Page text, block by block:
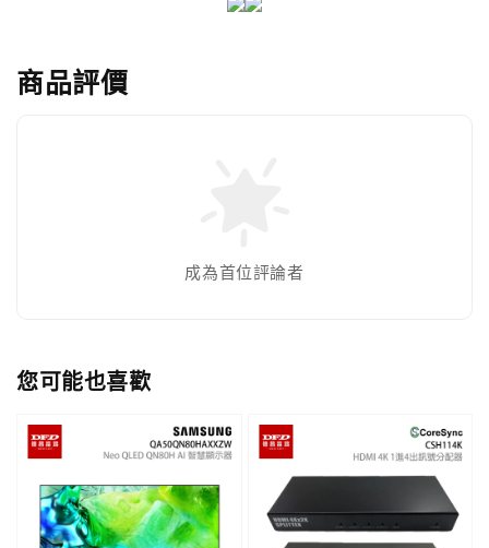
商品評價
成為首位評論者
您可能也喜歡